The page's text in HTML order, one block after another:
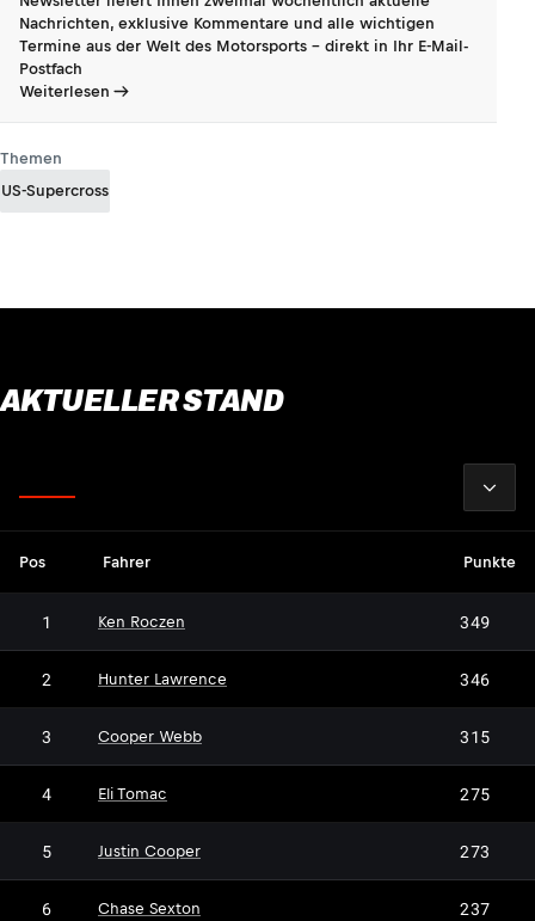
Nachrichten, exklusive Kommentare und alle wichtigen
Termine aus der Welt des Motorsports - direkt in Ihr E-Mail-
Postfach
Weiterlesen
Themen
US-Supercross
AKTUELLER STAND
Pos Fahrer Punkte
1 Ken Roczen 349
2 Hunter Lawrence 346
3 Cooper Webb 315
4 Eli Tomac 275
5 Justin Cooper 273
6 Chase Sexton 237